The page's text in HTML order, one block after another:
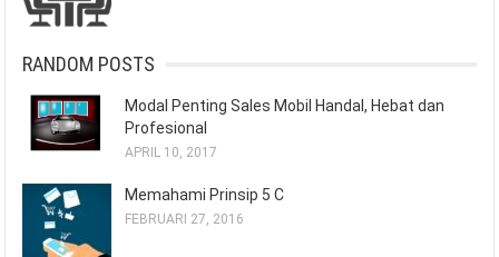
RANDOM POSTS
Modal Penting Sales Mobil Handal, Hebat dan
Profesional
APRIL 10, 2017
Memahami Prinsip 5 C
FEBRUARI 27, 2016